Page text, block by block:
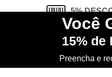
5%
Você
15% de
Preencha e